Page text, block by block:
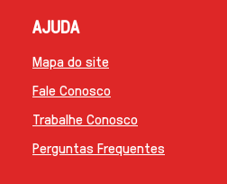
AJUDA
Mapa do site
Fale Conosco
Trabalhe Conosco
Perguntas Frequentes